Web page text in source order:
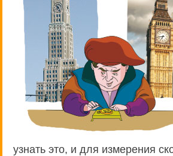
узнать это, и для измерения